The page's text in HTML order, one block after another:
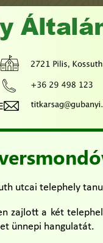
utcai telephely
zajlott a két
ünnepi hangulatát.